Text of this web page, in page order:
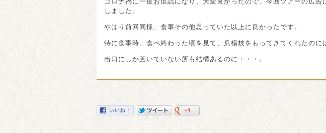
しました。
やはり前回同様、食事その他思っていた以上に良かったです。
特に食事時、食べ終わった頃を見て、爪楊枝をもってきてくれたのに
出口にしか置いていない所も結構あるのに・・・。